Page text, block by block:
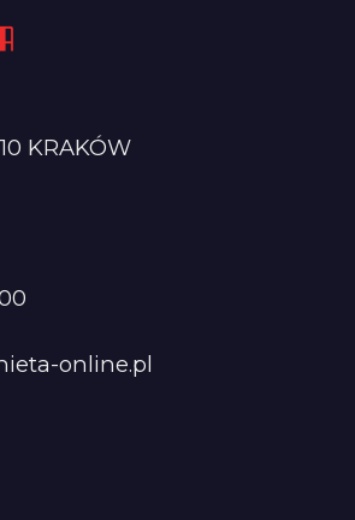
KRAKÓW
online.pl